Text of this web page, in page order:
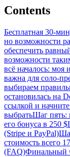
Contents
Бесплатная
но возможности
обеспечить
возможности
всё началось: моя
важна для соло-
выбираем
остановилась на
ссылкой и
выбратьШаг пять:
его бонуса в 250 $
(Stripe и PayPal)
стоимость всего
(FAQ)Финальный